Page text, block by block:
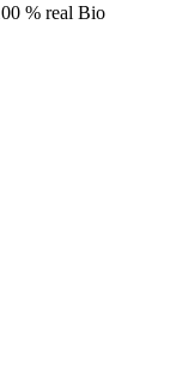
% real Bio